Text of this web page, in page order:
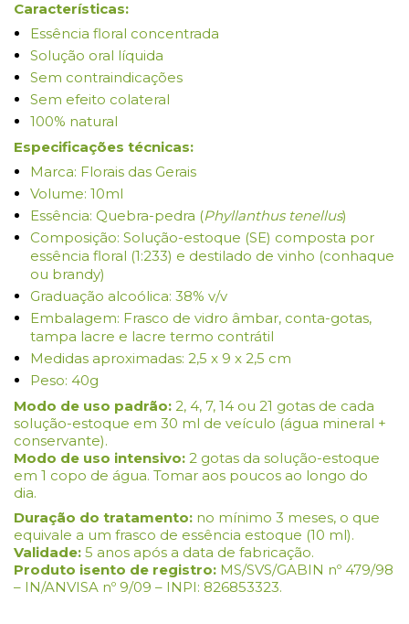
Características:
Essência floral concentrada
Solução oral líquida
Sem contraindicações
Sem efeito colateral
100% natural
Especificações técnicas:
Marca: Florais das Gerais
Volume: 10ml
Essência: Quebra-pedra (Phyllanthus tenellus)
Composição: Solução-estoque (SE) composta por
essência floral (1:233) e destilado de vinho (conhaque
ou brandy)
Graduação alcoólica: 38% v/v
Embalagem: Frasco de vidro âmbar, conta-gotas,
tampa lacre e lacre termo contrátil
Medidas aproximadas: 2,5 x 9 x 2,5 cm
Peso: 40g
Modo de uso padrão: 2, 4, 7, 14 ou 21 gotas de cada
solução-estoque em 30 ml de veículo (água mineral +
conservante).
Modo de uso intensivo: 2 gotas da solução-estoque
em 1 copo de água. Tomar aos poucos ao longo do
dia.
Duração do tratamento: no mínimo 3 meses, o que
equivale a um frasco de essência estoque (10 ml).
Validade: 5 anos após a data de fabricação.
Produto isento de registro: MS/SVS/GABIN nº 479/98
– IN/ANVISA nº 9/09 – INPI: 826853323.